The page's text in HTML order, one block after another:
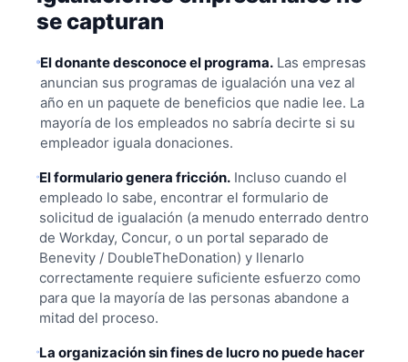
se capturan
El donante desconoce el programa. Las empresas
anuncian sus programas de igualación una vez al
año en un paquete de beneficios que nadie lee. La
mayoría de los empleados no sabría decirte si su
empleador iguala donaciones.
El formulario genera fricción.Incluso cuando el
empleado lo sabe, encontrar el formulario de
solicitud de igualación (a menudo enterrado dentro
de Workday, Concur, o un portal separado de
Benevity / DoubleTheDonation) y llenarlo
correctamente requiere suficiente esfuerzo como
para que la mayoría de las personas abandone a
mitad del proceso.
La organización sin fines de lucro no puede hacer